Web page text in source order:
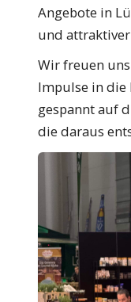
Angebote in
und
Wir freuen
Impulse in die
gespannt auf
die daraus